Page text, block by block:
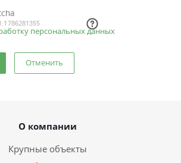
персональных данных
Отменить
О компании
Крупные объекты